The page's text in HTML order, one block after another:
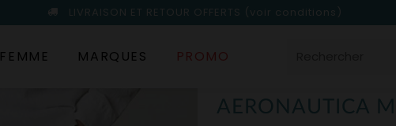
LIVRAISON ET RETOUR OFFERTS (voir conditions)
FEMME MARQUES PROMO
AERONAUTICA